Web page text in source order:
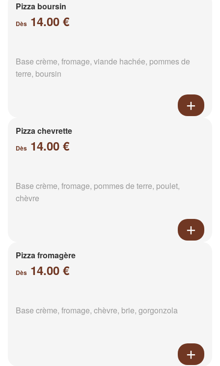
Pizza boursin
Dès 14.00 €
Base crème, fromage, viande hachée, pommes de
terre, boursin
Pizza chevrette
Dès 14.00 €
Base crème, fromage, pommes de terre, poulet,
chèvre
Pizza fromagère
Dès 14.00 €
Base crème, fromage, chèvre, brie, gorgonzola